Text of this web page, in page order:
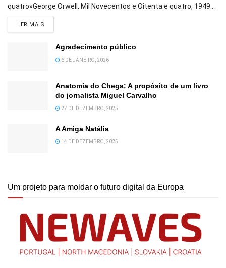
quatro»George Orwell, Mil Novecentos e Oitenta e quatro, 1949...
LER MAIS
Agradecimento público
6 DE JANEIRO, 2026
Anatomia do Chega: A propósito de um livro
do jornalista Miguel Carvalho
27 DE DEZEMBRO, 2025
A Amiga Natália
14 DE DEZEMBRO, 2025
Um projeto para moldar o futuro digital da Europa